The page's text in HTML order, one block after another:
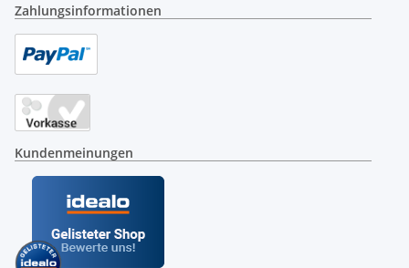
Zahlungsinformationen
Kundenmeinungen